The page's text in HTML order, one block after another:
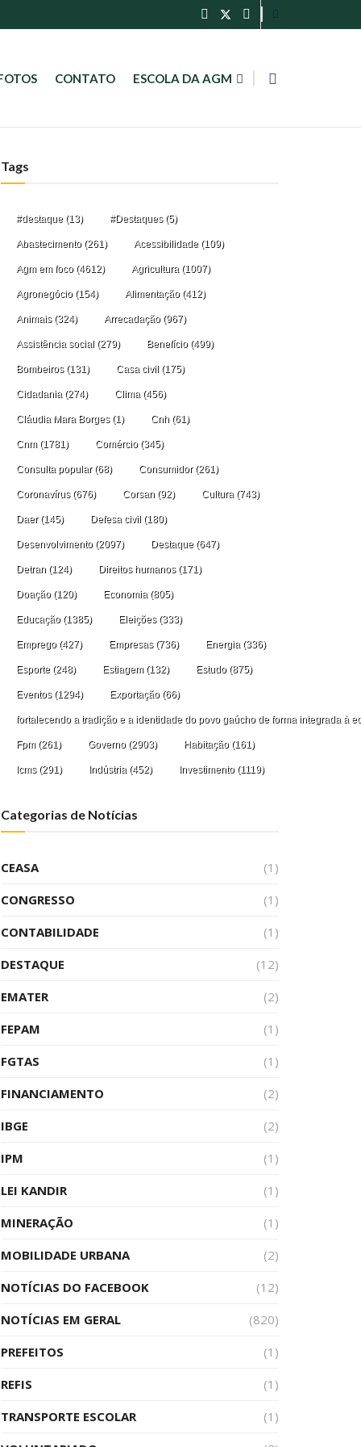
CONTATO ESCOLA DA AGM
Tags
#destaque (13) #Destaques(5)
Abastecimento(261) Acessibilidade (109)
Agm em foco(4612) Agricultura (1007)
Agronegócio(154) Alimentação(412)
Animais(324) Arrecadação(967)
Assistência social (279) Benefício(499)
Bombeiros(131) Casa civil (175)
Cidadania (274) Clima (456)
Cláudia Mara Borges(1) Cnh (61)
Cnm(1781) Comércio(345)
Consulta popular(68) Consumidor(261)
Coronavírus(676) Corsan (92) Cultura (743)
Daer(145) Defesa civil (180)
Desenvolvimento(2097) Destaque (647)
Detran (124) Direitos humanos(171)
Doação(120) Economia (805)
Educação(1385) Eleições(333)
Emprego(427) Empresas(736) Energia (336)
Esporte (248) Estiagem(132) Estudo(875)
Eventos(1294) Exportação(66)
fortalecendo a tradição e a identidade do povo gaúcho de forma integrada à
Fpm(261) Governo(2903) Habitação(161)
Icms(291) Indústria (452) Investimento(1119)
Categorias de Notícias
CEASA
(1)
CONGRESSO
(1)
CONTABILIDADE
(1)
DESTAQUE
(12)
EMATER
(2)
FEPAM
(1)
FGTAS
(1)
FINANCIAMENTO
(2)
IBGE
(2)
IPM
(1)
LEI KANDIR
(1)
MINERAÇÃO
(1)
MOBILIDADE URBANA
(2)
NOTÍCIAS DO FACEBOOK
(12)
NOTÍCIAS EM GERAL
(820)
PREFEITOS
(1)
REFIS
(1)
TRANSPORTE ESCOLAR
(1)